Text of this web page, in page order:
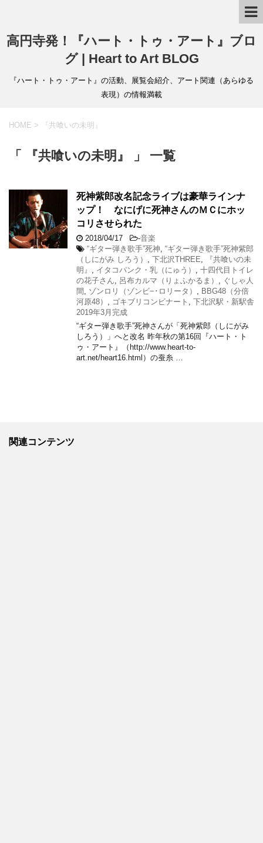
高円寺発！『ハート・トゥ・アート』ブロ
グ | Heart to Art BLOG
『ハート・トゥ・アート』の活動、展覧会紹介、アート関連（あらゆる
表現）の情報満載
HOME > 『共喰いの未明』
「 『共喰いの未明』 」 一覧
死神紫郎改名記念ライブは豪華ラインナ
ップ！ なにげに死神さんのＭＣにホッ
コリさせられた
2018/04/17 -音楽
“ギター弾き歌手”死神 “ギター弾き歌手”死神紫郎
（しにがみ しろう）
下北沢THREE
『共喰いの未
明』
イタコパンク・乳（にゅう）
十四代目トイレ
の花子さん
呂布カルマ（りょふかるま）
ぐしゃ人
間
ゾンロリ（ゾンビ−･ロリータ）
BBG48（分倍
河原48）
ゴキブリコンビナート
下北沢駅・新駅舎
2019年3月完成
“ギター弾き歌手”死神さんが「死神紫郎（しにがみ
しろう）」へと改名 昨年秋の第16回『ハート・ト
ゥ・アート』（http://www.heart-to-
art.net/heart16.html）の蚕糸 …
関連コンテンツ